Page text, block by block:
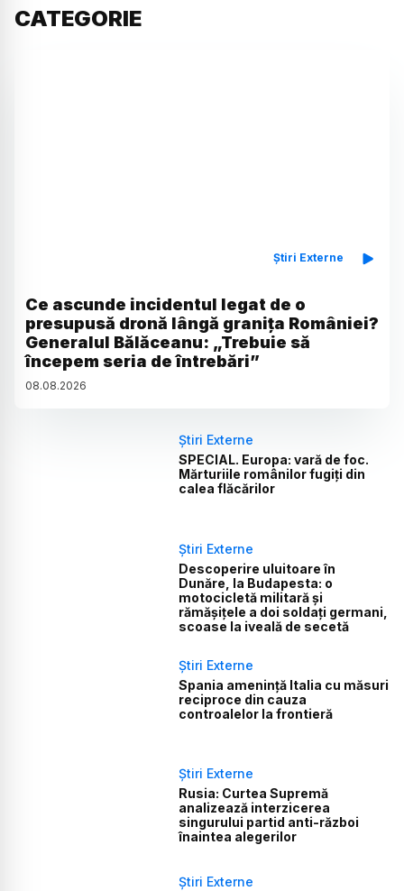
CATEGORIE
Știri Externe
Ce ascunde incidentul legat de o
presupusă dronă lângă granița României?
Generalul Bălăceanu: „Trebuie să
începem seria de întrebări”
08.08.2026
Știri Externe
SPECIAL. Europa: vară de foc.
Mărturiile românilor fugiți din
calea flăcărilor
Știri Externe
Descoperire uluitoare în
Dunăre, la Budapesta: o
motocicletă militară și
rămășițele a doi soldați germani,
scoase la iveală de secetă
Știri Externe
Spania amenință Italia cu măsuri
reciproce din cauza
controalelor la frontieră
Știri Externe
Rusia: Curtea Supremă
analizează interzicerea
singurului partid anti-război
înaintea alegerilor
Știri Externe